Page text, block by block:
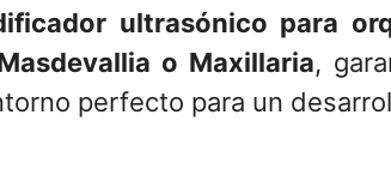
ultrasónico para
o Maxillaria,
perfecto para un